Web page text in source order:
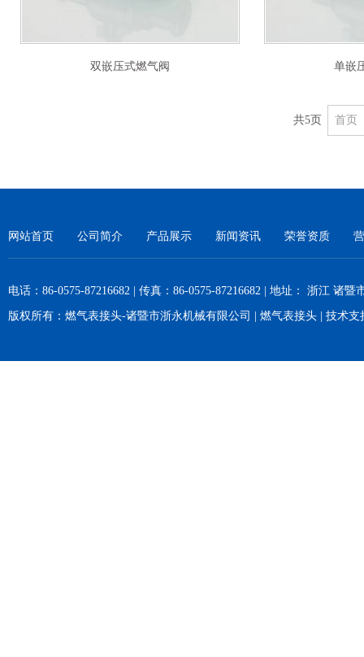
双嵌压式燃气阀 单嵌
共5页 首页
网站首页 公司简介 产品展示 新闻资讯 荣誉资质
电话：86-0575-87216682 | 传真：86-0575-87216682 | 地址： 浙江 诸暨
版权所有： 燃气表接头-诸暨市浙永机械有限公司 燃气表接头 | 技术支